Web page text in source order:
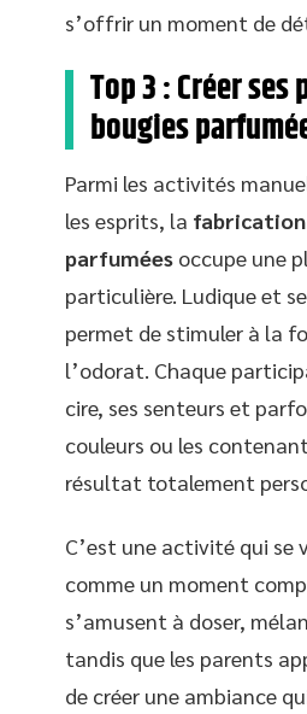
s’offrir un moment de
Top 3 :Créer ses
bougies
Parmi les activités
les esprits, la fabrication
parfumées occupe une
particulière. Ludique et
permet de stimuler à la
l’odorat. Chaque
cire, ses senteurs et
couleurs ou les
résultat totalement
C’est une activité qui se
comme un moment
s’amusent à doser,
tandis que les parents
de créer une ambiance